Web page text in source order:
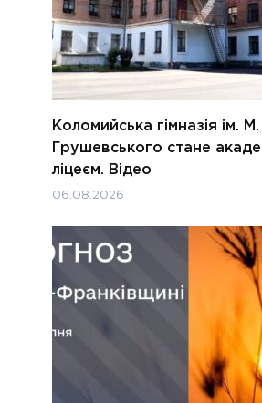
Коломийська гімназія ім. М.
Грушевського стане
ліцеєм. Відео
06.08.2026